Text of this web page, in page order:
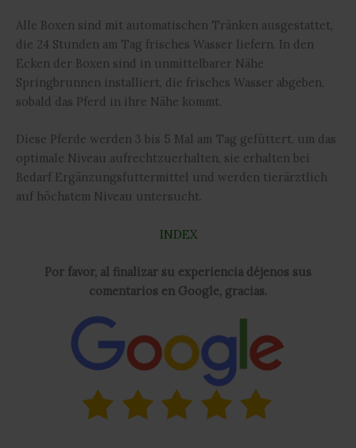
Alle Boxen sind mit automatischen Tränken ausgestattet,
die 24 Stunden am Tag frisches Wasser liefern. In den
Ecken der Boxen sind in unmittelbarer Nähe
Springbrunnen installiert, die frisches Wasser abgeben,
sobald das Pferd in ihre Nähe kommt.
Diese Pferde werden 3 bis 5 Mal am Tag gefüttert, um das
optimale Niveau aufrechtzuerhalten, sie erhalten bei
Bedarf Ergänzungsfuttermittel und werden tierärztlich
auf höchstem Niveau untersucht.
INDEX
Por favor, al finalizar su experiencia déjenos sus
comentarios en Google, gracias.